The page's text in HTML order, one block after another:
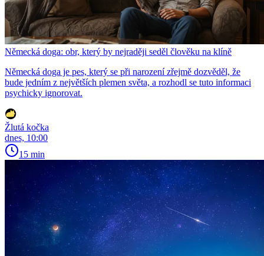
Německá doga: obr, který by nejraději seděl člověku na klíně
Německá doga je pes, který se při narození zřejmě dozvěděl, že
bude jedním z největších plemen světa, a rozhodl se tuto informaci
psychicky ignorovat.
Žlutá kočka
dnes, 10:00
15 min